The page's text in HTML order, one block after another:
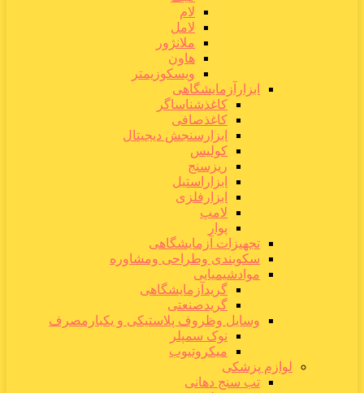
لام
لامل
ملانژور
هاون
ویسکوزیمتر
ابزارآزمایشگاهی
کاغذشناساگر
کاغذصافی
ابزارسنجش دیجیتال
کولیس
ریزسنج
ابزاراستیل
ابزارفلزی
لامپ
پوار
تجهیزات آزمایشگاهی
سکوبندی وطراحی ومشاوره
موادشیمیایی
گریدآزمایشگاهی
گریدصنعتی
وسایل وظروف پلاستیکی و یکبارمصرف
نوک سمپلر
میکروتیوب
لوازم پزشکی
تب سنج دهانی